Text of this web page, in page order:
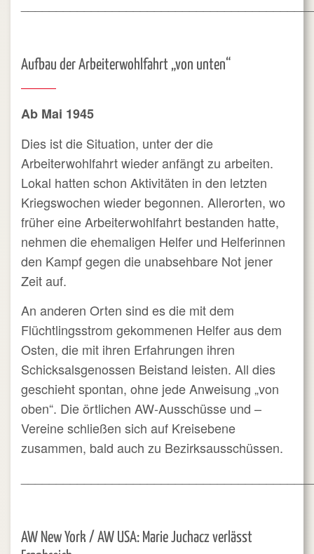
Aufbau der Arbeiterwohlfahrt „von unten“
Ab Mai 1945
Dies ist die Situation, unter der die
Arbeiterwohlfahrt wieder anfängt zu arbeiten.
Lokal hatten schon Aktivitäten in den letzten
Kriegswochen wieder begonnen. Allerorten, wo
früher eine Arbeiterwohlfahrt bestanden hatte,
nehmen die ehemaligen Helfer und Helferinnen
den Kampf gegen die unabsehbare Not jener
Zeit auf.
An anderen Orten sind es die mit dem
Flüchtlingsstrom gekommenen Helfer aus dem
Osten, die mit ihren Erfahrungen ihren
Schicksalsgenossen Beistand leisten. All dies
geschieht spontan, ohne jede Anweisung „von
oben“. Die örtlichen AW-Ausschüsse und –
Vereine schließen sich auf Kreisebene
zusammen, bald auch zu Bezirksausschüssen.
AW New York / AW USA: Marie Juchacz verlässt